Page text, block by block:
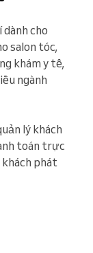
cho
salon tóc,
khám y tế,
ngành
lý khách
toán trực
phát